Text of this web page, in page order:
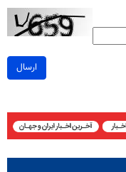
ارسال